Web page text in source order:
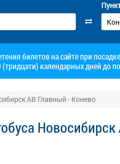
билетов на сайте при
календарных дней до
АВ Главный - Конево